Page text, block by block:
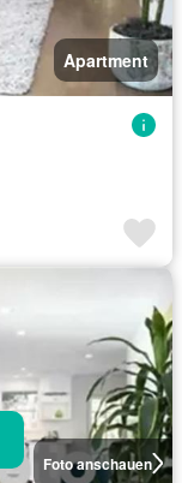
Apartment
Foto anschauen